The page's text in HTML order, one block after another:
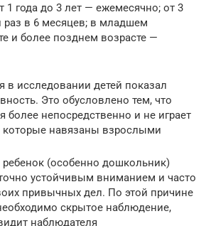
1 года до 3 лет — ежемесячно; от 3
в 6 месяцев; в младшем
и более позднем возрасте —
в исследовании детей показал
Это обусловлено тем, что
более непосредственно и не играет
навязаны взрослыми
ребенок (особенно дошкольник)
устойчивым вниманием и часто
привычных дел. По этой причине
скрытое наблюдение,
наблюдателя